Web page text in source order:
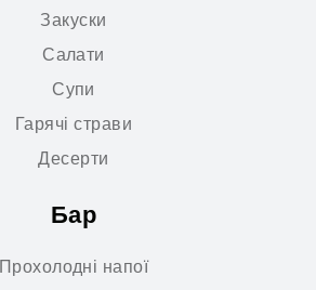
Закуски
Салати
Супи
Гарячі страви
Десерти
Бар
Прохолодні напої